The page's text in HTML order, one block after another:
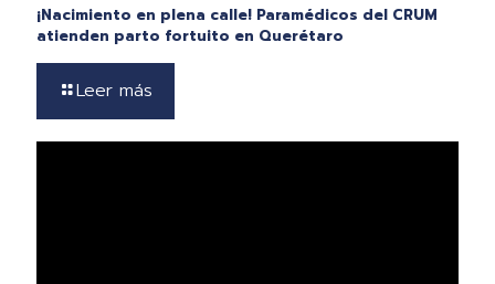
¡Nacimiento en plena calle! Paramédicos del CRUM
atienden parto fortuito en Querétaro
Leer más